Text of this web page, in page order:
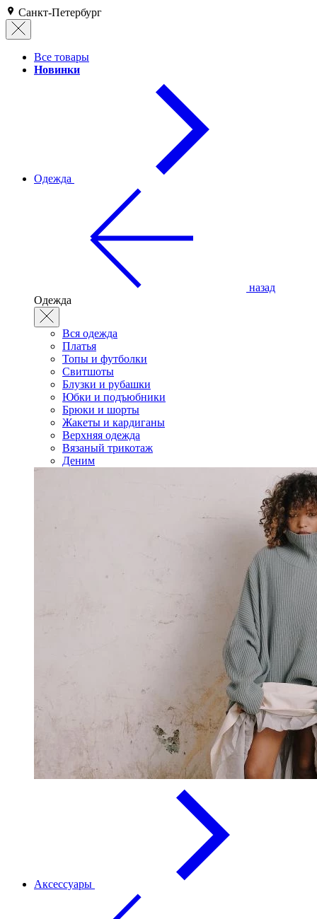
Санкт-Петербург
Все товары
Новинки
Одежда
назад
Одежда
Вся одежда
Платья
Топы и футболки
Свитшоты
Блузки и рубашки
Юбки и подъюбники
Брюки и шорты
Жакеты и кардиганы
Верхняя одежда
Вязаный трикотаж
Деним
Аксессуары